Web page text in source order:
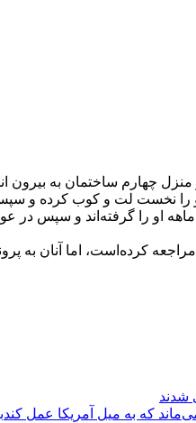
چهارم ساختمان به بیرون
لت و کوب کرده و سپس
کرده‌است، اما آنان به
شدند
که به میل آمریکا عمل کند